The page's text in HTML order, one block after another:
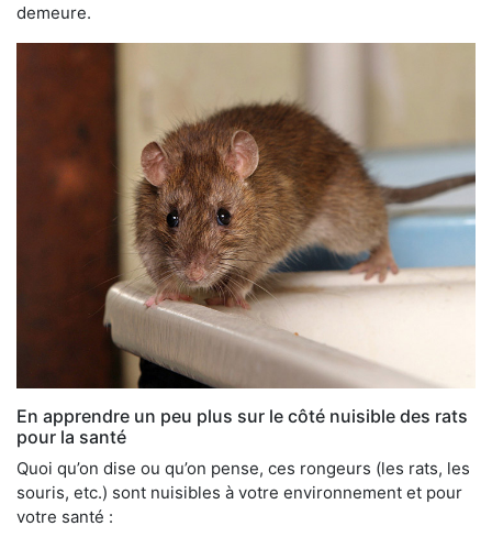
demeure.
En apprendre un peu plus sur le côté nuisible des rats
pour la santé
Quoi qu’on dise ou qu’on pense, ces rongeurs (les rats, les
souris, etc.) sont nuisibles à votre environnement et pour
votre santé :